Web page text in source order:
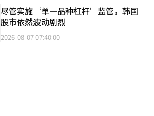
尽管实施‘单一品种杠杆’监管，韩国
股市依然波动剧烈
2026-08-07 07:40:00